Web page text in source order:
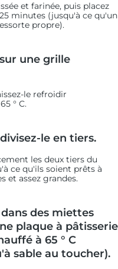
et farinée, puis placez
minutes (jusqu'à ce qu'un
propre).
une grille
le refroidir
° C.
le en tiers.
les deux tiers du
ce qu'ils soient prêts à
et assez grandes.
des miettes
plaque à pâtisserie
à 65 ° C
sable au toucher).